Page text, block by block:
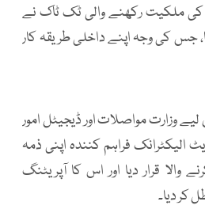
ملکیت رکھنے والی ٹک ٹاک نے
جس کی وجہ اپنے داخلی طریقہ کار
وزارت مواصلات اور ڈیجیٹل امور
الیکٹرانک فراہم کنندہ اپنی ذمہ
والا قرار دیا اور اس کا آپریٹنگ
کر دیا۔